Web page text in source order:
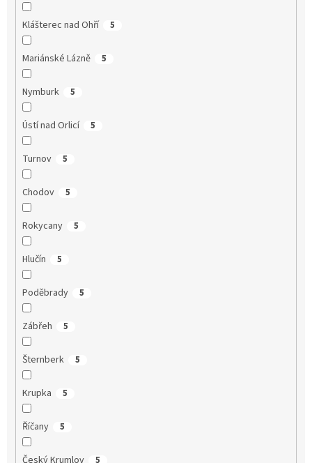
Klášterec nad Ohří 5
Mariánské Lázně 5
Nymburk 5
Ústí nad Orlicí 5
Turnov 5
Chodov 5
Rokycany 5
Hlučín 5
Poděbrady 5
Zábřeh 5
Šternberk 5
Krupka 5
Říčany 5